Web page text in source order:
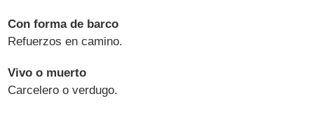
Con forma de barco
Refuerzos en camino.
Vivo o muerto
Carcelero o verdugo.